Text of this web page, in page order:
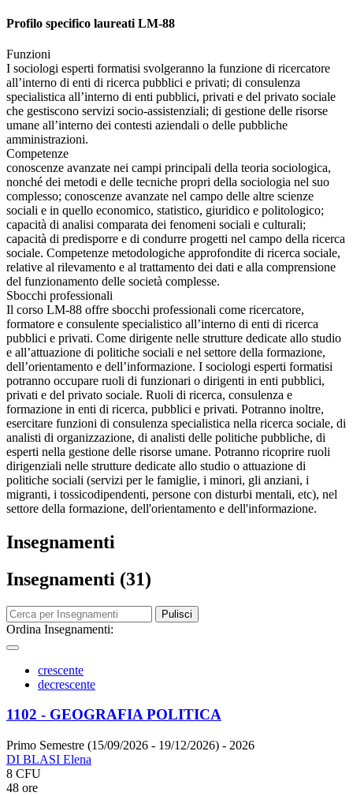
Profilo specifico laureati LM-88
Funzioni
I sociologi esperti formatisi svolgeranno la funzione di ricercatore
all’interno di enti di ricerca pubblici e privati; di consulenza
specialistica all’interno di enti pubblici, privati e del privato sociale
che gestiscono servizi socio-assistenziali; di gestione delle risorse
umane all’interno dei contesti aziendali o delle pubbliche
amministrazioni.
Competenze
conoscenze avanzate nei campi principali della teoria sociologica,
nonché dei metodi e delle tecniche propri della sociologia nel suo
complesso; conoscenze avanzate nel campo delle altre scienze
sociali e in quello economico, statistico, giuridico e politologico;
capacità di analisi comparata dei fenomeni sociali e culturali;
capacità di predisporre e di condurre progetti nel campo della ricerca
sociale. Competenze metodologiche approfondite di ricerca sociale,
relative al rilevamento e al trattamento dei dati e alla comprensione
del funzionamento delle società complesse.
Sbocchi professionali
Il corso LM-88 offre sbocchi professionali come ricercatore,
formatore e consulente specialistico all’interno di enti di ricerca
pubblici e privati. Come dirigente nelle strutture dedicate allo studio
e all’attuazione di politiche sociali e nel settore della formazione,
dell’orientamento e dell’informazione. I sociologi esperti formatisi
potranno occupare ruoli di funzionari o dirigenti in enti pubblici,
privati e del privato sociale. Ruoli di ricerca, consulenza e
formazione in enti di ricerca, pubblici e privati. Potranno inoltre,
esercitare funzioni di consulenza specialistica nella ricerca sociale, di
analisti di organizzazione, di analisti delle politiche pubbliche, di
esperti nella gestione delle risorse umane. Potranno ricoprire ruoli
dirigenziali nelle strutture dedicate allo studio o attuazione di
politiche sociali (servizi per le famiglie, i minori, gli anziani, i
migranti, i tossicodipendenti, persone con disturbi mentali, etc), nel
settore della formazione, dell'orientamento e dell'informazione.
Insegnamenti
Insegnamenti (31)
Pulisci
Ordina Insegnamenti:
crescente
decrescente
1102 - GEOGRAFIA POLITICA
Primo Semestre (15/09/2026 - 19/12/2026) - 2026
DI BLASI Elena
8 CFU
48 ore